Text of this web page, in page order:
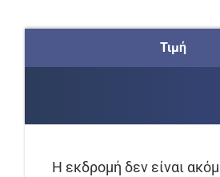
Τιμή
Η εκδρομή δεν είναι